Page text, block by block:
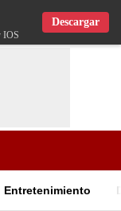
IOS
Descargar
Entretenimiento